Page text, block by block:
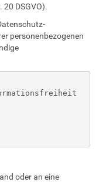
DSGVO).
personenbezogenen
oder an eine